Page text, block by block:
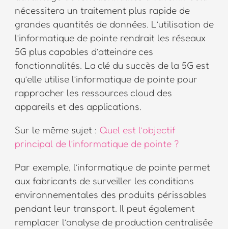
nécessitera un traitement plus rapide de
grandes quantités de données. L’utilisation de
l’informatique de pointe rendrait les réseaux
5G plus capables d’atteindre ces
fonctionnalités. La clé du succès de la 5G est
qu’elle utilise l’informatique de pointe pour
rapprocher les ressources cloud des
appareils et des applications.
Sur le même sujet : Quel est l’objectif
principal de l’informatique de pointe ?
Par exemple, l’informatique de pointe permet
aux fabricants de surveiller les conditions
environnementales des produits périssables
pendant leur transport. Il peut également
remplacer l’analyse de production centralisée